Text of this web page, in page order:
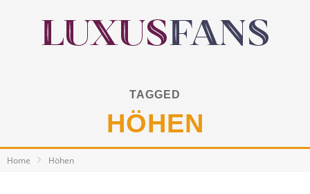
TAGGED
HÖHEN
Home Höhen